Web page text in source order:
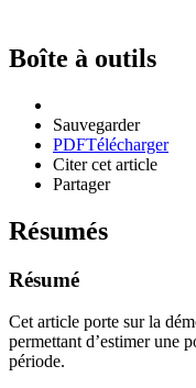
Boîte à outils
Sauvegarder
PDFTélécharger
Citer cet article
Partager
Résumés
Résumé
Cet article porte sur la
permettant d’estimer une
période.